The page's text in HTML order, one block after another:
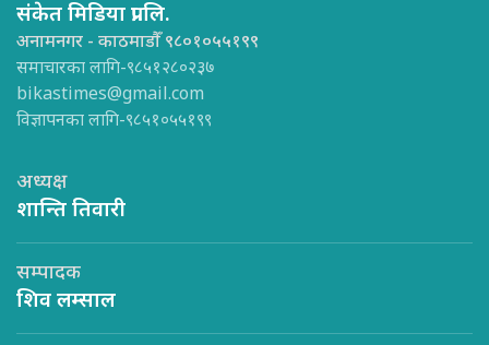
संकेत मिडिया प्रा.लि.
अनामनगर - काठमाडौँ ९८०१०५५१९९
समाचारका लागि-९८५१२८०२३७
bikastimes@gmail.com
विज्ञापनका लागि-९८५१०५५१९९
अध्यक्ष
शान्ति तिवारी
सम्पादक
शिव लम्साल